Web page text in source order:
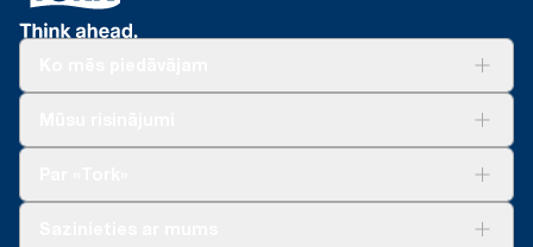
*
No 2023. gada maija ir spēkā attiecībā uz Eiropā (izņemot
Franciju) pārdotajiem vai nomātajiem dozatoriem.
Tā kā šie dati ir sistēmas vidējie rādītāji, tie nav lietojami oglekļa